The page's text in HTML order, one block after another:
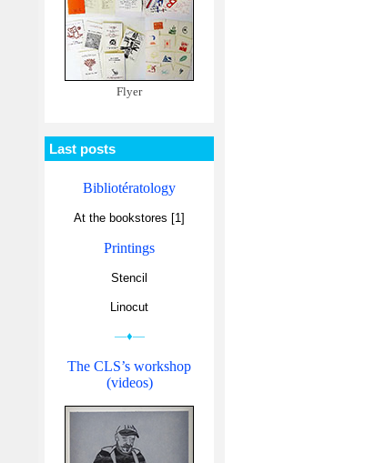
Flyer
Last posts
Bibliotératology
At the bookstores [1]
Printings
Stencil
Linocut
—♦—
The CLS’s workshop
(videos)